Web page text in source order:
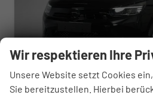
Wir respektieren Ihre
Unsere Website setzt Cookies
Sie bereitzustellen. Hierbei